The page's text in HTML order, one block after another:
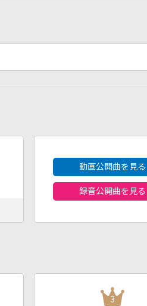
動画公開曲を見る
録音公開曲を見る
3